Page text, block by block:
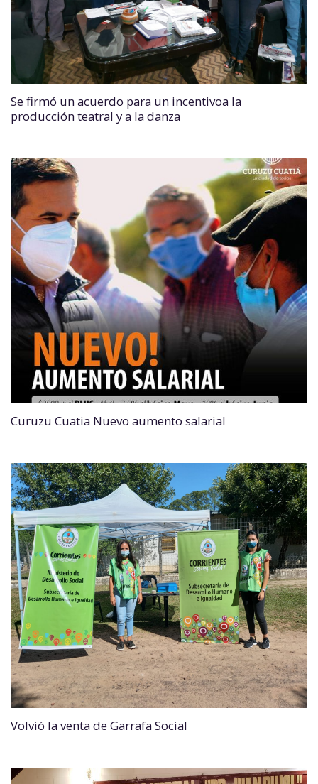
Se firmó un acuerdo para un incentivoa la
producción teatral y a la danza
Curuzu Cuatia Nuevo aumento salarial
Volvió la venta de Garrafa Social